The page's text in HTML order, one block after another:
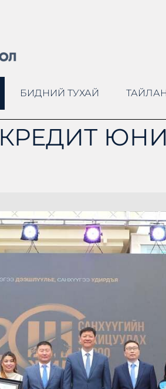
БИДНИЙ ТУХАЙ
КРЕДИТ